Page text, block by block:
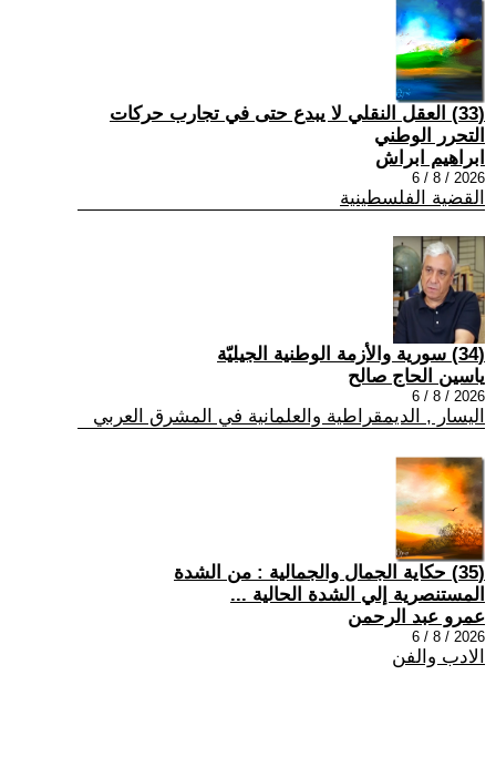
(33) العقل النقلي لا يبدع حتى في تجارب حركات
التحرر الوطني
ابراهيم ابراش
2026 / 8 / 6
القضية الفلسطينية
(34) سورية والأزمة الوطنية الجيليّة
ياسين الحاج صالح
2026 / 8 / 6
اليسار , الديمقراطية والعلمانية في المشرق العربي
(35) حكاية الجمال والجمالية : من الشدة
المستنصرية إلي الشدة الحالية ...
عمرو عبد الرحمن
2026 / 8 / 6
الادب والفن